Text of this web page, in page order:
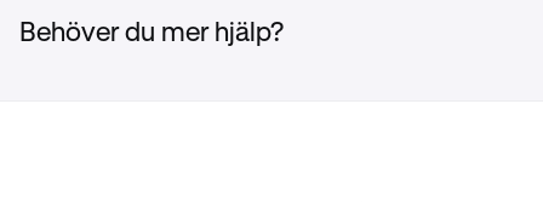
Behöver du mer hjälp?